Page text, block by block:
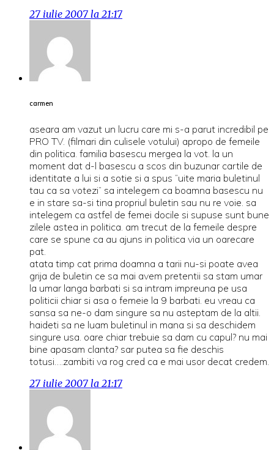
27 iulie 2007 la 21:17
carmen
aseara am vazut un lucru care mi s-a parut incredibil pe
PRO TV. (filmari din culisele votului) apropo de femeile
din politica. familia basescu mergea la vot. la un
moment dat d-l basescu a scos din buzunar cartile de
identitate a lui si a sotie si a spus “uite maria buletinul
tau ca sa votezi” sa intelegem ca boamna basescu nu
e in stare sa-si tina propriul buletin sau nu re voie. sa
intelegem ca astfel de femei docile si supuse sunt bune
zilele astea in politica. am trecut de la femeile despre
care se spune ca au ajuns in politica via un oarecare
pat.
atata timp cat prima doamna a tarii nu-si poate avea
grija de buletin ce sa mai avem pretentii sa stam umar
la umar langa barbati si sa intram impreuna pe usa
politicii chiar si asa o femeie la 9 barbati. eu vreau ca
sansa sa ne-o dam singure sa nu asteptam de la altii.
haideti sa ne luam buletinul in mana si sa deschidem
singure usa. oare chiar trebuie sa dam cu capul? nu mai
bine apasam clanta? sar putea sa fie deschis
totusi….zambiti va rog cred ca e mai usor decat credem.
27 iulie 2007 la 21:17